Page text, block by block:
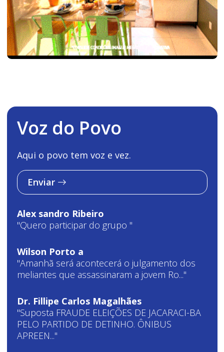
Voz do Povo
Aqui o povo tem voz e vez.
Enviar
Alex sandro Ribeiro
"Quero participar do grupo "
Wilson Porto a
"Amanhã será acontecerá o julgamento dos
meliantes que assassinaram a jovem Ro..."
Dr. Fillipe Carlos Magalhães
"Suposta FRAUDE ELEIÇÕES DE JACARACI-BA
PELO PARTIDO DE DETINHO. ÔNIBUS
APREEN..."